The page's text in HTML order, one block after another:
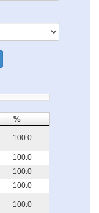
%
100.0
100.0
100.0
100.0
100.0